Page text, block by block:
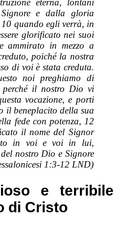
eterna, lontani
e dalla gloria
quando egli verrà, in
glorificato nei suoi
ammirato in mezzo a
poiché la nostra
di voi è stata creduta.
noi preghiamo di
il nostro Dio vi
vocazione, e porti
il beneplacito della sua
fede con potenza, 12
il nome del Signor
in voi e voi in lui,
nostro Dio e Signore
1:3-12 LND)
e terribile
di Cristo